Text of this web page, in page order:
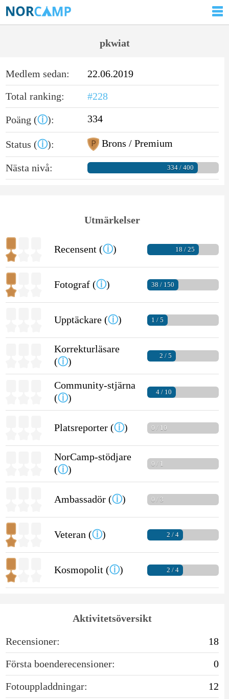
pkwiat
Medlem sedan:
22.06.2019
Total ranking:
#228
Poäng (ⓘ): 334
Status (ⓘ): Brons / Premium
Nästa nivå: 334 / 400
Utmärkelser
Recensent (ⓘ) 18 / 25
Fotograf (ⓘ) 38 / 150
Upptäckare (ⓘ) 1 / 5
Korrekturläsare
(ⓘ)
2 / 5
Community-stjärna
(ⓘ)
4 / 10
Platsreporter (ⓘ) 0 / 10
NorCamp-stödjare
(ⓘ)
0 / 1
Ambassadör (ⓘ) 0 / 3
Veteran (ⓘ) 2 / 4
Kosmopolit (ⓘ) 2 / 4
Aktivitetsöversikt
Recensioner:
18
Första boenderecensioner:
0
Fotouppladdningar:
12